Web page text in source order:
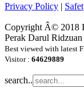
Privacy Policy |
Copyright Â© 2018
Perak Darul Ridzuan
Best viewed with latest
Visitor : 64629889
search..